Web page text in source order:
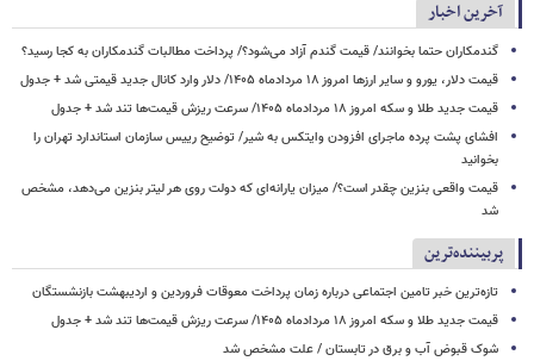
آخرین اخبار
گندمکاران حتما بخوانند/ قیمت گندم آزاد می‌شود؟/ پرداخت مطالبات گندمکاران به کجا رسید؟
قیمت دلار، یورو و سایر ارزها امروز ۱۸ مردادماه ۱۴۰۵/ دلار وارد کانال جدید قیمتی شد + جدول
قیمت جدید طلا و سکه امروز ۱۸ مردادماه ۱۴۰۵/ سرعت ریزش قیمت‌ها تند شد + جدول
افشای پشت پرده ماجرای افزودن وایتکس به شیر/ توضیح رییس سازمان استاندارد تهران را
بخوانید
قیمت واقعی بنزین چقدر است؟/ میزان یارانه‌ای که دولت روی هر لیتر بنزین می‌دهد، مشخص
شد
پربیننده‌ترین
تازه‌ترین خبر تامین اجتماعی درباره زمان پرداخت معوقات فروردین و اردیبهشت بازنشستگان
قیمت جدید طلا و سکه امروز ۱۸ مردادماه ۱۴۰۵/ سرعت ریزش قیمت‌ها تند شد + جدول
شوک قبوض آب و برق در تابستان / علت مشخص شد